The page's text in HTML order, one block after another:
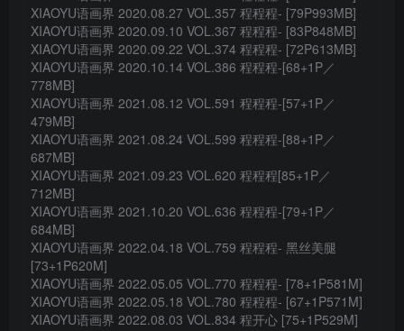
XIAOYU语画界 2020.08.27 VOL.357 程程程- [79P993MB]
XIAOYU语画界 2020.09.10 VOL.367 程程程- [83P848MB]
XIAOYU语画界 2020.09.22 VOL.374 程程程- [72P613MB]
XIAOYU语画界 2020.10.14 VOL.386 程程程-[68+1P／
778MB]
XIAOYU语画界 2021.08.12 VOL.591 程程程-[57+1P／
479MB]
XIAOYU语画界 2021.08.24 VOL.599 程程程-[88+1P／
687MB]
XIAOYU语画界 2021.09.23 VOL.620 程程程[85+1P／
712MB]
XIAOYU语画界 2021.10.20 VOL.636 程程程-[79+1P／
684MB]
XIAOYU语画界 2022.04.18 VOL.759 程程程- 黑丝美腿
[73+1P620M]
XIAOYU语画界 2022.05.05 VOL.770 程程程- [78+1P581M]
XIAOYU语画界 2022.05.18 VOL.780 程程程- [67+1P571M]
XIAOYU语画界 2022.08.03 VOL.834 程开心 [75+1P529M]